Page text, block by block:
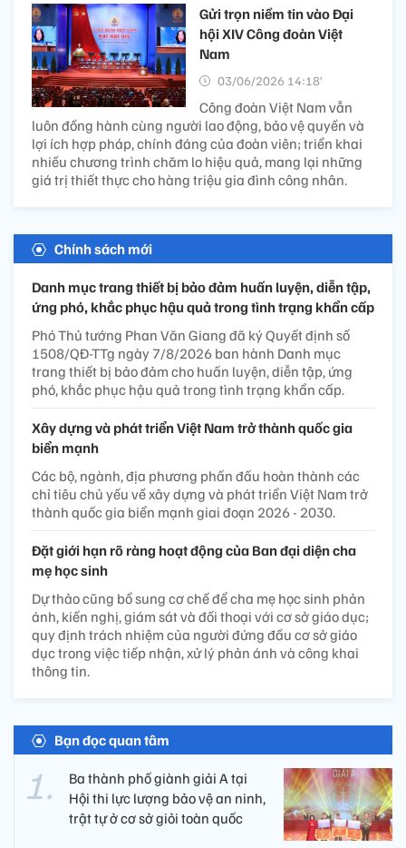
Gửi trọn niềm tin vào Đại
hội XIV Công đoàn Việt
Nam
03/06/2026 14:18’
Công đoàn Việt Nam vẫn
luôn đồng hành cùng người lao động, bảo vệ quyền và
lợi ích hợp pháp, chính đáng của đoàn viên; triển khai
nhiều chương trình chăm lo hiệu quả, mang lại những
giá trị thiết thực cho hàng triệu gia đình công nhân.
Chính sách mới
Danh mục trang thiết bị bảo đảm huấn luyện, diễn tập,
ứng phó, khắc phục hậu quả trong tình trạng khẩn cấp
Phó Thủ tướng Phan Văn Giang đã ký Quyết định số
1508/QĐ-TTg ngày 7/8/2026 ban hành Danh mục
trang thiết bị bảo đảm cho huấn luyện, diễn tập, ứng
phó, khắc phục hậu quả trong tình trạng khẩn cấp.
Xây dựng và phát triển Việt Nam trở thành quốc gia
biển mạnh
Các bộ, ngành, địa phương phấn đấu hoàn thành các
chỉ tiêu chủ yếu về xây dựng và phát triển Việt Nam trở
thành quốc gia biển mạnh giai đoạn 2026 - 2030.
Đặt giới hạn rõ ràng hoạt động của Ban đại diện cha
mẹ học sinh
Dự thảo cũng bổ sung cơ chế để cha mẹ học sinh phản
ánh, kiến nghị, giám sát và đối thoại với cơ sở giáo dục;
quy định trách nhiệm của người đứng đầu cơ sở giáo
dục trong việc tiếp nhận, xử lý phản ánh và công khai
thông tin.
Bạn đọc quan tâm
Ba thành phố giành giải A tại
Hội thi lực lượng bảo vệ an ninh,
trật tự ở cơ sở giỏi toàn quốc